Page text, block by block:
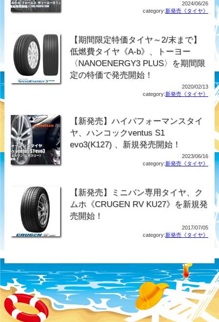
2024/06/26
category:新発売《タイヤ》
【期間限定特価タイヤ～2/末まで】
低燃費タイヤ《A-b》、トーヨー
〈NANOENERGY3 PLUS〉を期間限
定の特価で発売開始！
2020/02/13
category:新発売《タイヤ》
【新発売】ハイパフォーマンスタイ
ヤ、ハンコックventus S1
evo3(K127) 、新規発売開始！
2023/06/16
category:新発売《タイヤ》
【新発売】ミニバン専用タイヤ、ク
ムホ《CRUGEN RV KU27》を新規発
売開始！
2017/07/05
category:新発売《タイヤ》